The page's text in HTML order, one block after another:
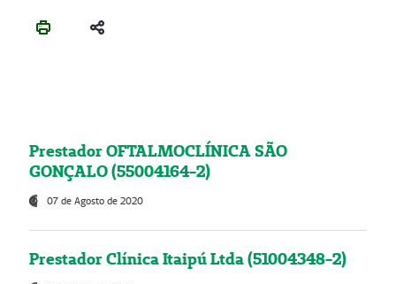
Prestador OFTALMOCLÍNICA SÃO
GONÇALO (55004164-2)
07 de Agosto de 2020
Prestador Clínica Itaipú Ltda (51004348-2)